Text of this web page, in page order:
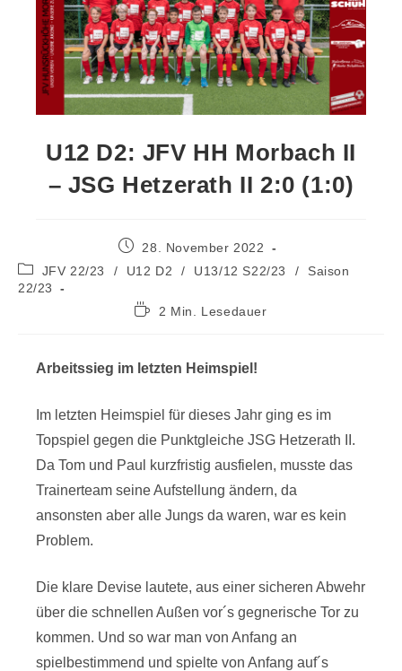
U12 D2: JFV HH Morbach II
– JSG Hetzerath II 2:0 (1:0)
28. November 2022
JFV 22/23
/ U12 D2 / U13/12 S22/23 /
Saison
22/23
2 Min. Lesedauer
Arbeitssieg im letzten Heimspiel!
Im letzten Heimspiel für dieses Jahr ging es im
Topspiel gegen die Punktgleiche JSG Hetzerath II.
Da Tom und Paul kurzfristig ausfielen, musste das
Trainerteam seine Aufstellung ändern, da
ansonsten aber alle Jungs da waren, war es kein
Problem.
Die klare Devise lautete, aus einer sicheren Abwehr
über die schnellen Außen vor´s gegnerische Tor zu
kommen. Und so war man von Anfang an
spielbestimmend und spielte von Anfang auf´s